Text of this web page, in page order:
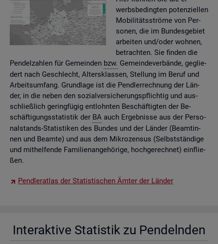
werbs­be­ding­ten po­ten­zi­el­len
Mo­bi­li­täts­strö­me von Per­
so­nen, die im Bun­des­ge­biet
ar­bei­ten und/oder woh­nen,
be­trach­ten. Sie fin­den die
Pen­del­zah­len für Ge­mein­den bzw. Ge­mein­de­ver­bän­de, ge­glie­
dert nach Ge­schlecht, Al­ters­klas­sen, Stel­lung im Beruf und
Ar­beits­um­fang. Grund­la­ge ist die Pend­ler­rech­nung der Län­
der, in die neben den so­zi­al­ver­si­che­rungs­pflich­tig und aus­
schlie­ß­lich ge­ring­fü­gig ent­lohn­ten Be­schäf­tig­ten der Be­
schäf­ti­gungs­sta­tis­tik der BA auch Er­geb­nis­se aus der Per­so­
nal­stands-Sta­tis­ti­ken des Bun­des und der Län­der (Be­am­tin­
nen und Be­am­te) und aus dem Mi­kro­zen­sus (Selbst­stän­di­ge
und mit­hel­fen­de Fa­mi­li­en­an­ge­hö­ri­ge, hoch­ge­rech­net) ein­flie­
ßen.
Pend­ler­at­las der Sta­tis­ti­schen Ämter der Län­der
In­ter­ak­ti­ve Sta­tis­tik zu Pen­deln­den